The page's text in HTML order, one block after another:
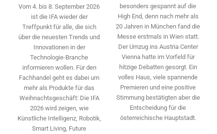
Vom 4. bis 8. September 2026
ist die IFA wieder der
Treffpunkt für alle, die sich
über die neuesten Trends und
Innovationen in der
Technologie-­Branche
informieren wollen. Für den
Fachhandel geht es dabei um
mehr als Produkte für das
Weihnachtsgeschäft: Die IFA
2026 wird ­zeigen, wie
Künstliche Intelligenz, Robotik,
Smart Living, Future
besonders gespannt auf die
High End, denn nach mehr als
20 Jahren in München fand die
Messe erstmals in Wien statt.
Der Umzug ins Austria Center
Vienna hatte im Vorfeld für
hitzige Debatten gesorgt. Ein
volles Haus, viele spannende
Premieren und eine positive
Stimmung bestätigten aber die
Entscheidung für die
österreichische Hauptstadt.